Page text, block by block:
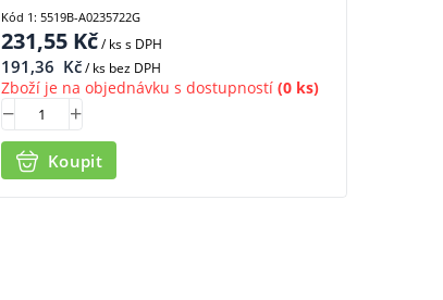
231,55 Kč/ kss DPH
191,36 Kč/ ks bez DPH
Zboží je na objednávku s dostupností (0 ks)
Koupit
Kód 1: 5519B-A0235722G